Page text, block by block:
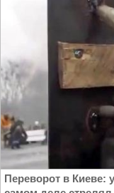
Переворот в Киеве: